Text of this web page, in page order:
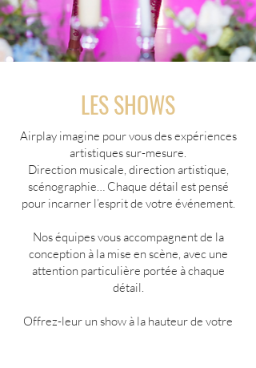
LES SHOWS
Airplay imagine pour vous des expériences
artistiques sur-mesure.
Direction musicale, direction artistique,
scénographie… Chaque détail est pensé
pour incarner l’esprit de votre événement.
Nos équipes vous accompagnent de la
conception à la mise en scène, avec une
attention particulière portée à chaque
détail.
Offrez-leur un show à la hauteur de votre